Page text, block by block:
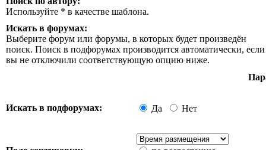
Используйте * в качестве шаблона.
Искать в форумах:
Выберите форум или форумы, в которых будет произведён
поиск. Поиск в подфорумах производится автоматически, если
вы не отключили соответствующую опцию ниже.
Искать в подфорумах: Да Нет